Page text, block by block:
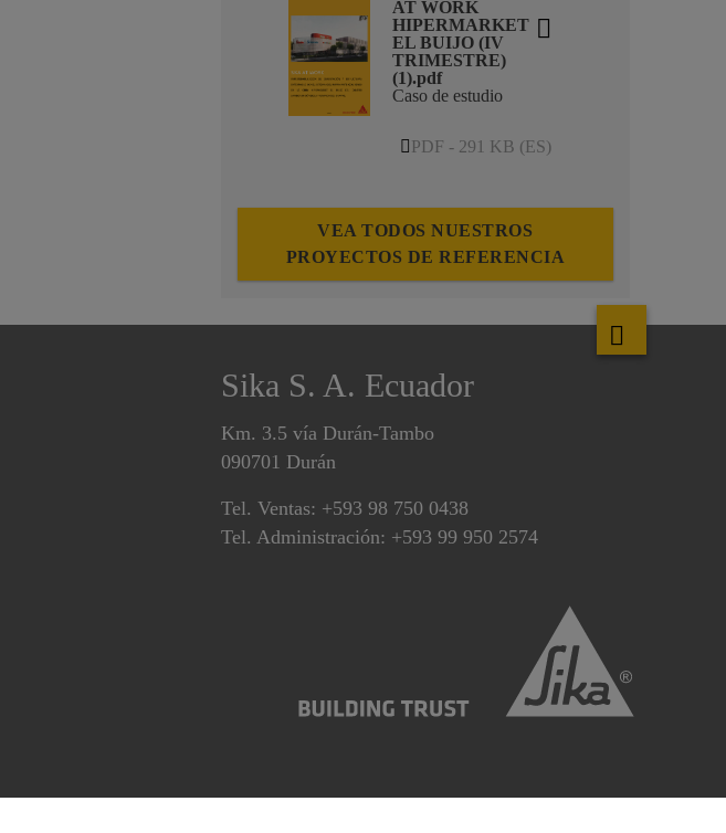
AT WORK
HIPERMARKET
EL BUIJO (IV
TRIMESTRE)
(1).pdf
Caso de estudio
PDF - 291 KB (ES)
VEA TODOS NUESTROS
PROYECTOS DE REFERENCIA
Sika S. A. Ecuador
Km. 3.5 vía Durán-Tambo
090701 Durán
Tel. Ventas: +593 98 750 0438
Tel. Administración: +593 99 950 2574